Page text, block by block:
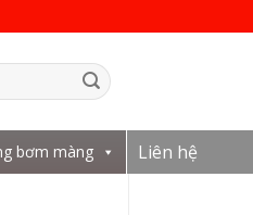
bơm màng Liên hệ